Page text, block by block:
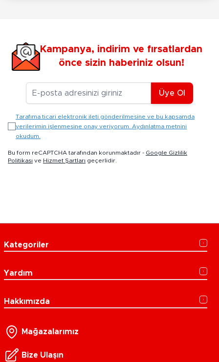
Kampanya, indirim ve fırsatlardan
önce sizin haberiniz olsun!
E-posta Adresiniz
Üye Ol
Tarafıma ticari elektronik ileti gönderilmesine ve bu kapsamda
verilerimin işlenmesine onay veriyorum. Aydınlatma metnini
okudum.
Bu form reCAPTCHA tarafından korunmaktadır - Google Gizlilik
Politikası ve Hizmet Şartları geçerlidir.
Kategoriler
Yardım
Hakkımızda
Mağazalarımız
Bize Ulaşın